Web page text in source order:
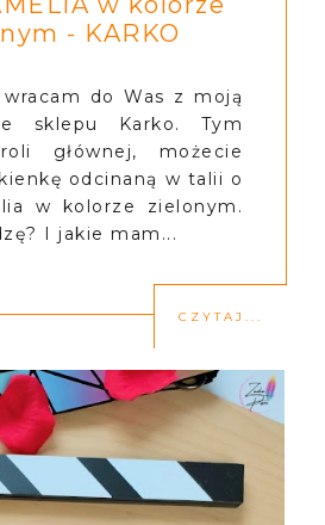
- KARKO
do Was z moją
sklepu Karko. Tym
głównej, możecie
odcinaną w talii o
w kolorze zielonym.
I jakie mam...
CZYTAJ...